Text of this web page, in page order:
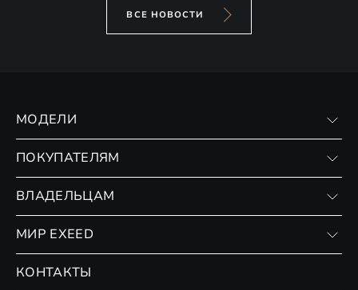
ВСЕ НОВОСТИ
МОДЕЛИ
ПОКУПАТЕЛЯМ
Страхование
ВЛАДЕЛЬЦАМ
Сервис
МИР EXEED
КОНТАКТЫ